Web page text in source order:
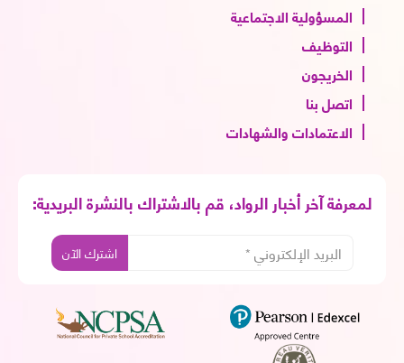
المسؤولية الاجتماعية
التوظيف
الخريجون
اتصل بنا
الاعتمادات والشهادات
لمعرفة آخر أخبار الرواد، قم بالاشتراك بالنشرة البريدية: